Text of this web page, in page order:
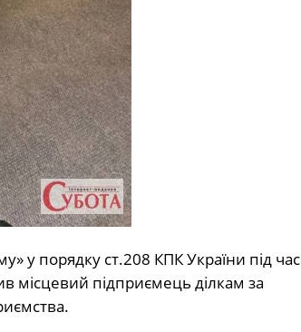
у порядку ст.208 КПК України під час
місцевий підприємець ділкам за